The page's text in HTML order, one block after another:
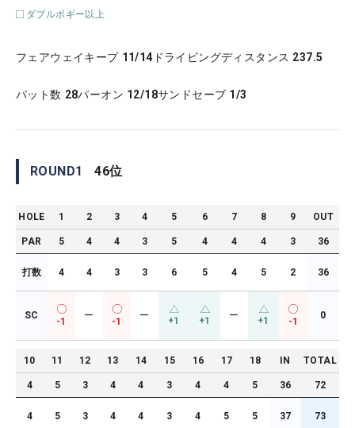
ダブルボギー以上
フェアウェイキープ 11/14 ドライビングディスタンス 237.5
パット数 28パーオン 12/18サンドセーブ 1/3
ROUND1 46位
HOLE 1 2 3 4 5 6 7 8 9 OUT
PAR 5 4 4 3 5 4 4 4 3 36
打数 4 4 3 3 6 5 4 5 2 36
SC
-1
ー
-1
ー +1 +1 ー +1 -1
0
10 11 12 13 14 15 16 17 18 IN TOTAL
4 5 3 4 4 3 4 4 5 36 72
4 5 3 4 4 3 4 5 5 37 73